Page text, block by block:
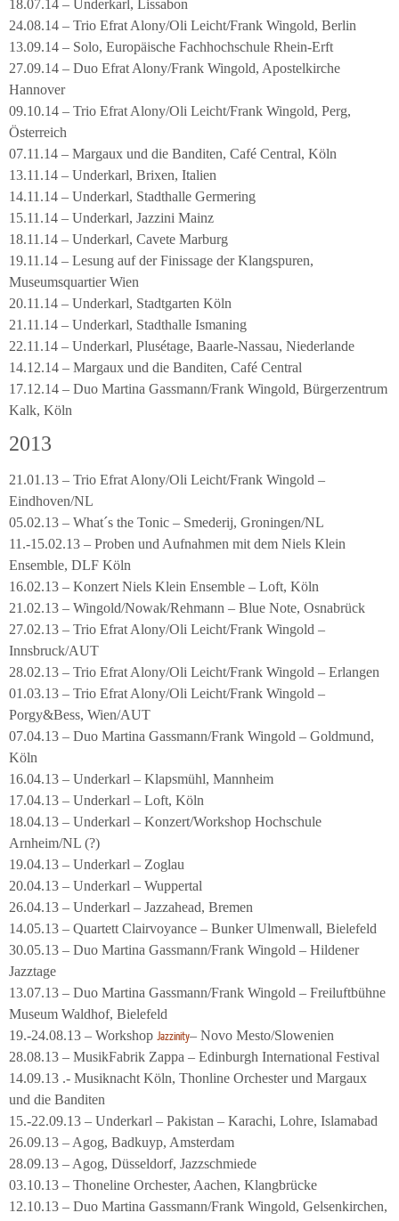
18.07.14 – Underkarl, Lissabon
24.08.14 – Trio Efrat Alony/Oli Leicht/Frank Wingold, Berlin
13.09.14 – Solo, Europäische Fachhochschule Rhein-Erft
27.09.14 – Duo Efrat Alony/Frank Wingold, Apostelkirche
Hannover
09.10.14 – Trio Efrat Alony/Oli Leicht/Frank Wingold, Perg,
Österreich
07.11.14 – Margaux und die Banditen, Café Central, Köln
13.11.14 – Underkarl, Brixen, Italien
14.11.14 – Underkarl, Stadthalle Germering
15.11.14 – Underkarl, Jazzini Mainz
18.11.14 – Underkarl, Cavete Marburg
19.11.14 – Lesung auf der Finissage der Klangspuren,
Museumsquartier Wien
20.11.14 – Underkarl, Stadtgarten Köln
21.11.14 – Underkarl, Stadthalle Ismaning
22.11.14 – Underkarl, Plusétage, Baarle-Nassau, Niederlande
14.12.14 – Margaux und die Banditen, Café Central
17.12.14 – Duo Martina Gassmann/Frank Wingold, Bürgerzentrum
Kalk, Köln
2013
21.01.13 – Trio Efrat Alony/Oli Leicht/Frank Wingold –
Eindhoven/NL
05.02.13 – What´s the Tonic – Smederij, Groningen/NL
11.-15.02.13 – Proben und Aufnahmen mit dem Niels Klein
Ensemble, DLF Köln
16.02.13 – Konzert Niels Klein Ensemble – Loft, Köln
21.02.13 – Wingold/Nowak/Rehmann – Blue Note, Osnabrück
27.02.13 – Trio Efrat Alony/Oli Leicht/Frank Wingold –
Innsbruck/AUT
28.02.13 – Trio Efrat Alony/Oli Leicht/Frank Wingold – Erlangen
01.03.13 – Trio Efrat Alony/Oli Leicht/Frank Wingold –
Porgy&Bess, Wien/AUT
07.04.13 – Duo Martina Gassmann/Frank Wingold – Goldmund,
Köln
16.04.13 – Underkarl – Klapsmühl, Mannheim
17.04.13 – Underkarl – Loft, Köln
18.04.13 – Underkarl – Konzert/Workshop Hochschule
Arnheim/NL (?)
19.04.13 – Underkarl – Zoglau
20.04.13 – Underkarl – Wuppertal
26.04.13 – Underkarl – Jazzahead, Bremen
14.05.13 – Quartett Clairvoyance – Bunker Ulmenwall, Bielefeld
30.05.13 – Duo Martina Gassmann/Frank Wingold – Hildener
Jazztage
13.07.13 – Duo Martina Gassmann/Frank Wingold – Freiluftbühne
Museum Waldhof, Bielefeld
19.-24.08.13 – Workshop Jazzinity– Novo Mesto/Slowenien
28.08.13 – MusikFabrik Zappa – Edinburgh International Festival
14.09.13 .- Musiknacht Köln, Thonline Orchester und Margaux
und die Banditen
15.-22.09.13 – Underkarl – Pakistan – Karachi, Lohre, Islamabad
26.09.13 – Agog, Badkuyp, Amsterdam
28.09.13 – Agog, Düsseldorf, Jazzschmiede
03.10.13 – Thoneline Orchester, Aachen, Klangbrücke
12.10.13 – Duo Martina Gassmann/Frank Wingold, Gelsenkirchen,